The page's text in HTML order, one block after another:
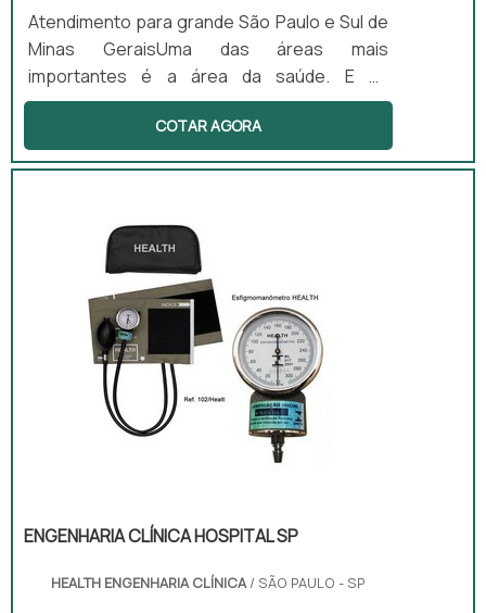
Atendimento para grande São Paulo e Sul de
Minas GeraisUma das áreas mais
importantes é a área da saúde. E as
empresas de engenharia clínica hospitalar
possuem um grande papel nessa área, pois
podem oferecer produtos e serviços para
detalhes do procedimentoAs empresas
dessa área podem fornecer manutenções
para os equipamentos, produtos e
aparelhos da área...
COTAR AGORA
ENGENHARIA CLÍNICA HOSPITAL SP
HEALTH ENGENHARIA CLÍNICA/ SÃO PAULO - SP